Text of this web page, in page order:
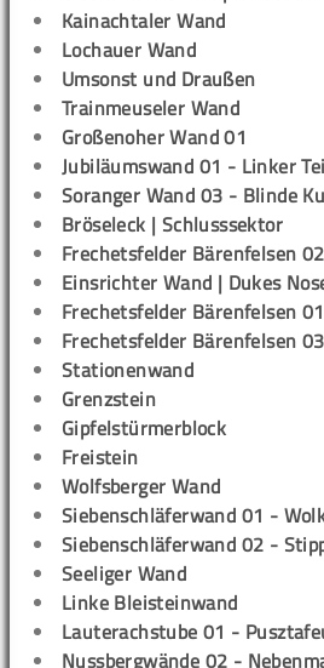
Kainachtaler Wand
Lochauer Wand
Umsonst und Draußen
Trainmeuseler Wand
Großenoher Wand 01
Jubiläumswand 01 - Linker
Soranger Wand 03 - Blinde
Bröseleck | Schlusssektor
Frechetsfelder Bärenfelsen
Einsrichter Wand | Dukes
Frechetsfelder Bärenfelsen
Frechetsfelder Bärenfelsen
Stationenwand
Grenzstein
Gipfelstürmerblock
Freistein
Wolfsberger Wand
Siebenschläferwand 01 -
Siebenschläferwand 02 -
Seeliger Wand
Linke Bleisteinwand
Lauterachstube 01 -
Nussbergwände 02 -